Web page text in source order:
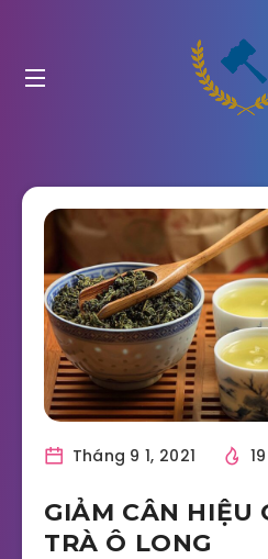
Tháng 9 1, 2021 19
GIẢM CÂN HIỆU
TRÀ Ô LONG